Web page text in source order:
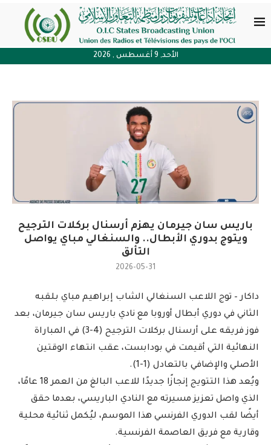
الأحد, 9 أغسطس , 2026
باريس سان جيرمان يهزم أرسنال بركلات الترجيح
ويتوج بدوري الأبطال.. والسنغالي مباي يواصل
التألق
2026-05-31
داكار – توج اللاعب السنغالي الشاب إبراهيم مباي بلقبه
الثاني في دوري أبطال أوروبا مع نادي باريس سان جيرمان، بعد
فوز فريقه على أرسنال بركلات الترجيح (4-3) في المباراة
النهائية التي أقيمت في بودابست، عقب انتهاء الوقتين
الأصلي والإضافي بالتعادل (1-1).
ويُعد هذا التتويج إنجازًا جديدًا للاعب البالغ من العمر 18 عامًا،
الذي واصل تعزيز مسيرته مع النادي الباريسي، بعدما حقق
أيضًا لقب الدوري الفرنسي هذا الموسم، ليُكمل ثنائية محلية
وقارية مع فريق العاصمة الفرنسية.